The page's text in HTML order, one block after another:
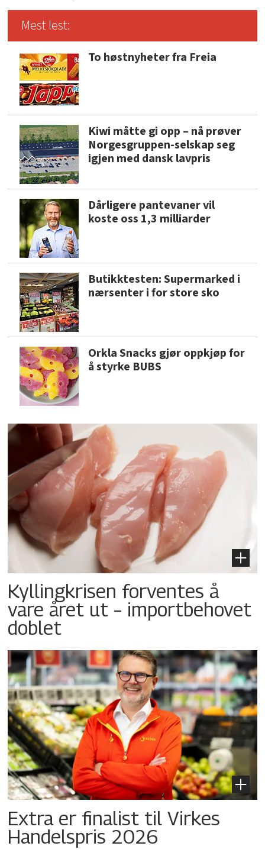
Mest lest:
To høstnyheter fra Freia
Kiwi måtte gi opp – nå prøver
Norgesgruppen-selskap seg
igjen med dansk lavpris
Dårligere pantevaner vil
koste oss 1,3 milliarder
Butikktesten: Supermarked i
nærsenter i for store sko
Orkla Snacks gjør oppkjøp for
å styrke BUBS
Kyllingkrisen forventes å
vare året ut – importbehovet
doblet
Extra er finalist til Virkes
Handelspris 2026